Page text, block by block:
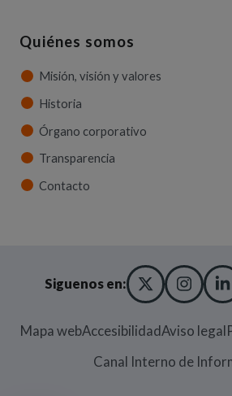
Quiénes somos
Misión, visión y valores
Historia
Órgano corporativo
Transparencia
Contacto
Siguenos en: X
(ABRE
Mapa webAccesibilidadAviso legal
Canal Interno de